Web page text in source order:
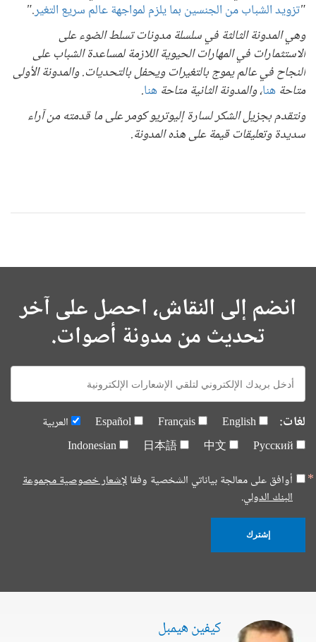
"تزويد الشباب من الجنسين بما يلزم لمواجهة عالم سريع التغير.
"
وهي المدونة الثالثة في سلسلة مدونات تسلط الضوء على
الاستثمارات في المهارات الحيوية اللازمة لمساعدة الشباب على
النجاح في عالم يموج بالتغيرات ويحفل بالتحديات. والمدونة الأولى
متاحة هنا، والمدونة الثانية متاحة هنا.
ونتقدم بجزيل الشكر لسارة إليوتريو كومر على ما قدمته من آراء
سديدة وتعليقات قيمة على هذه المدونة.
انضم إلى النقاش، احصل على آخر
تحديث من مدونة أصوات.
E-
mail:
لغات: English
Français
Español
العربية
Русский
中文
日本語
Indonesian
أوافق على معالجة بياناتي الشخصية وفقالإشعار خصوصية مجموعة
البنك الدولي.
إشترك
كيفين هيمبل